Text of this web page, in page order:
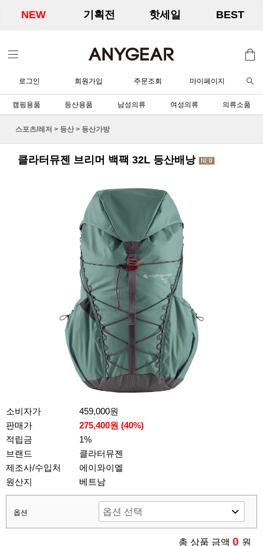
NEW 기획전 핫세일 BEST
로그인 회원가입 주문조회 마이페이지
캠핑용품 등산용품 남성의류 여성의류 의류소품
스포츠/레저 > 등산 > 등산가방
클라터뮤젠 브리머 백팩 32L 등산배낭
소비자가
459,000원
판매가
275,400원 (40%)
적립금
1%
브랜드
클라터뮤젠
제조사/수입처
에이와이엘
원산지
베트남
옵션
총 상품 금액 0 원